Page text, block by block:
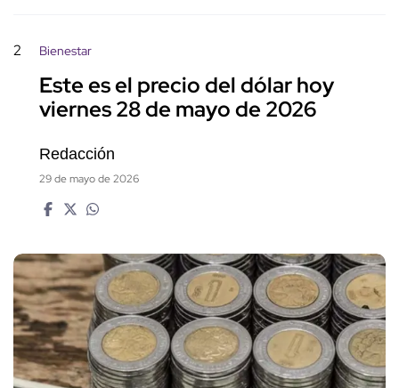
2 Bienestar
Este es el precio del dólar hoy
viernes 28 de mayo de 2026
Redacción
29 de mayo de 2026